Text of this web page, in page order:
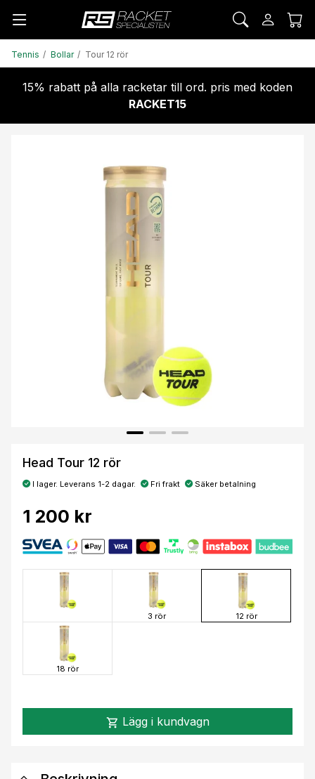
Tennis Bollar Tour 12 rör
15% rabatt på alla racketar till ord. pris med koden
RACKET15
Head Tour 12 rör
I lager. Leverans 1-2 dagar. Fri frakt Säker betalning
1 200 kr
3 rör 12 rör
18 rör
shopping_cart Lägg i kundvagn